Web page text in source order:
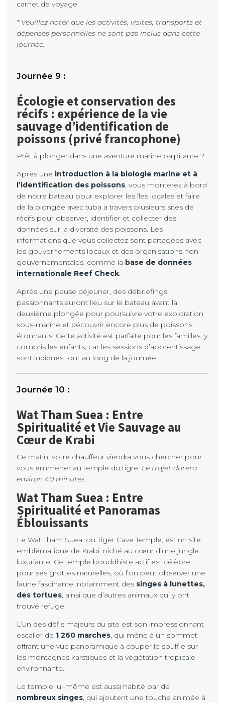
carnet de voyage.
* Veuillez noter que les activités, visites, transports et
dépenses personnelles ne sont pas inclus dans cette
journée.
Écologie et conservation des
récifs : expérience de la vie
sauvage d’identification de
poissons (privé francophone)
Prêt à plonger dans une aventure marine palpitante ?
Après une introduction à la biologie marine et à
l’identification des poissons , vous monterez à bord
de notre bateau pour explorer les îles locales et faire
de la plongée avec tuba à travers plusieurs sites de
récifs pour observer, identifier et collecter des
données sur la diversité des poissons. Les
informations que vous collectez sont partagées avec
les gouvernements locaux et des organisations non
gouvernementales, comme la base de données
internationale Reef Check
Après une pause déjeuner, des débriefings
passionnants auront lieu sur le bateau avant la
deuxième plongée pour poursuivre votre exploration
sous-marine et découvrir encore plus de poissons
étonnants. Cette activité est parfaite pour les familles, y
compris les enfants, car les sessions d’apprentissage
sont ludiques tout au long de la journée.
Wat Tham Suea : Entre
Spiritualité et Vie Sauvage au
Cœur de Krabi
Ce matin, votre chauffeur viendra vous chercher pour
vous emmener au temple du tigre. Le trajet durera
environ 40 minutes.
Wat Tham Suea : Entre
Spiritualité et Panoramas
Éblouissants
Le Wat Tham Suea, ou Tiger Cave Temple, est un site
emblématique de Krabi, niché au cœur d’une jungle
luxuriante. Ce temple bouddhiste actif est célèbre
pour ses grottes naturelles, où l’on peut observer une
faune fascinante, notamment des singes à lunettes,
des tortues , ainsi que d’autres animaux qui y ont
trouvé refuge.
L’un des défis majeurs du site est son impressionnant
escalier de 1 260 marches , qui mène à un sommet
offrant une vue panoramique à couper le souffle sur
les montagnes karstiques et la végétation tropicale
environnante.
Le temple lui-même est aussi habité par de
nombreux singes , qui ajoutent une touche animée à